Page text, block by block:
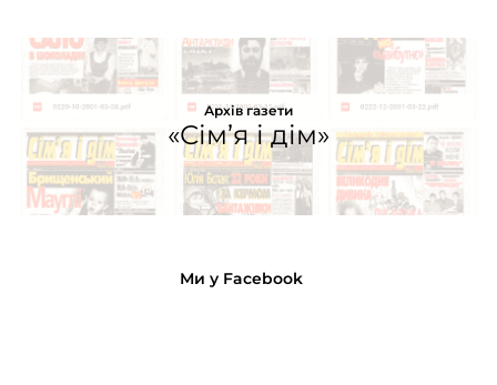
Архів газети
«Сім’я і дім»
Ми у Facebook